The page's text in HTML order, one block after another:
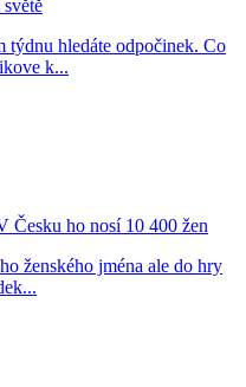
týdnu hledáte odpočinek. Co
k...
Česku ho nosí 10 400 žen
ženského jména ale do hry